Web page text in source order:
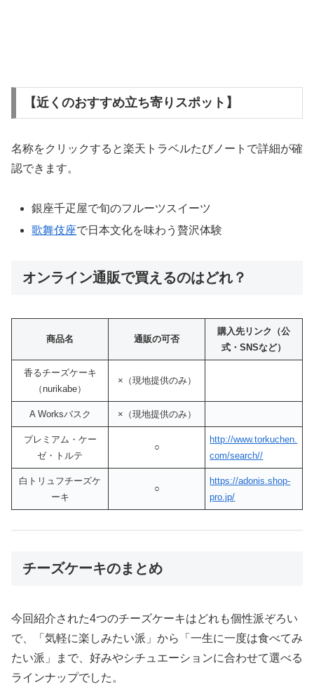
【近くのおすすめ立ち寄りスポット】
名称をクリックすると楽天トラベルたびノートで詳細が確
認できます。
銀座千疋屋で旬のフルーツスイーツ
歌舞伎座で日本文化を味わう贅沢体験
オンライン通販で買えるのはどれ？
商品名 通販の可否
購入先リンク（公
式・SNSなど）
香るチーズケーキ
（nurikabe）
×（現地提供のみ）
A Worksバスク ×（現地提供のみ）
プレミアム・ケー
ゼ・トルテ
○
http://www.torkuchen.
com/search//
白トリュフチーズケ
ーキ
○
https://adonis.shop-
pro.jp/
チーズケーキのまとめ
今回紹介された4つのチーズケーキはどれも個性派ぞろい
で、「気軽に楽しみたい派」から「一生に一度は食べてみ
たい派」まで、好みやシチュエーションに合わせて選べる
ラインナップでした。